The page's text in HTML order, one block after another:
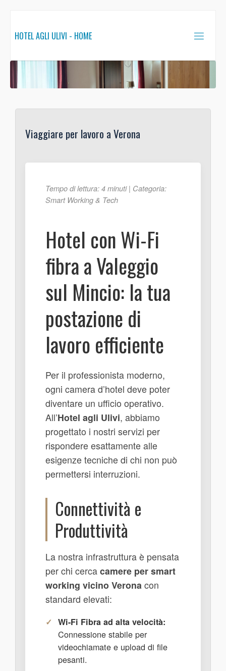
contenuto
HOTEL AGLI ULIVI - HOME
Viaggiare per lavoro a Verona
Tempo di lettura: 4 minuti | Categoria:
Smart Working & Tech
Hotel con Wi-Fi
fibra a Valeggio
sul Mincio: la tua
postazione di
lavoro efficiente
Per il professionista moderno,
ogni camera d’hotel deve poter
diventare un ufficio operativo.
All’Hotel agli Ulivi, abbiamo
progettato i nostri servizi per
rispondere esattamente alle
esigenze tecniche di chi non può
permettersi interruzioni.
Connettività e
Produttività
La nostra infrastruttura è pensata
per chi cercacamere per smart
working vicino Verona con
standard elevati:
Wi-Fi Fibra ad alta velocità:
Connessione stabile per
videochiamate e upload di file
pesanti.